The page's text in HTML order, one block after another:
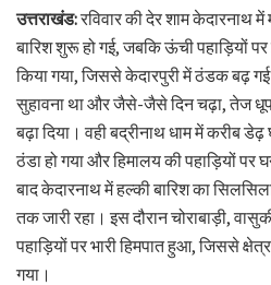
उत्तराखंड:रविवार की देर शाम केदारनाथ
बारिश शुरू हो गई, जबकि ऊंची पहाड़ियों
किया गया, जिससे केदारपुरी में ठंडक बढ़
सुहावना था और जैसे-जैसे दिन चढ़ा, तेज
बढ़ा दिया। वही बद्रीनाथ धाम में करीब
ठंडा हो गया और हिमालय की पहाड़ियों पर
बाद केदारनाथ में हल्की बारिश का
तक जारी रहा। इस दौरान चोराबाड़ी,
पहाड़ियों पर भारी हिमपात हुआ, जिससे
गया।